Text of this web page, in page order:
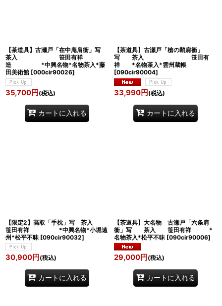
【茶道具】古瀬戸「在中庵肩衝」写
茶入 笹田有祥
造 *中興名物*名物茶入*藤
田美術館 [000cir90026]
35,700円 (税込)
カートに入れる
【茶道具】古瀬戸「槍の鞘肩衝」
写 茶入 笹田有
祥 *名物茶入*雲州蔵帳
[090cir90004]
33,990円 (税込)
カートに入れる
【限定2】高取「手枕」写 茶入
笹田有祥 *中興名物*小堀遠
州*松平不昧 [090cir90032]
30,900円 (税込)
カートに入れる
【茶道具】大名物 古瀬戸「六条肩
衝」写 茶入 笹田有祥 *
名物茶入*松平不昧 [090cir90006]
29,000円 (税込)
カートに入れる